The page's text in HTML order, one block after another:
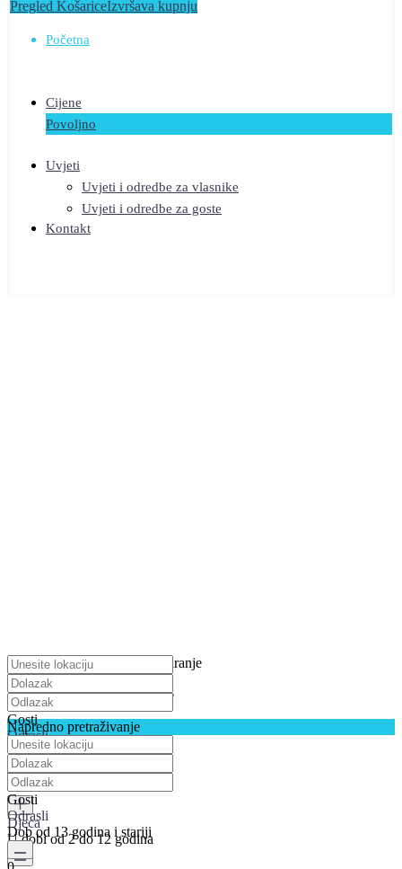
Pregled KošariceIzvršava kupnju
Početna
Cijene
Povoljno
Uvjeti
Uvjeti i odredbe za vlasnike
Uvjeti i odredbe za goste
Kontakt
pritisnite za uključivanje skaliranje
Preuzimanje karata
Nismo našli nikakve rezultate
Gosti
Odrasli
Dob od 13 godina i stariji
0
Djeca
U dobi od 2 do 12 godina
Napredno pretraživanje
Gosti
Odrasli
Dob od 13 godina i stariji